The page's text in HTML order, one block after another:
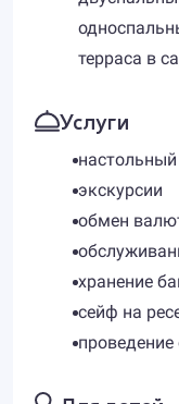
терраса в
Услуги
экскурсии
обмен
хранение
сейф на
проведение